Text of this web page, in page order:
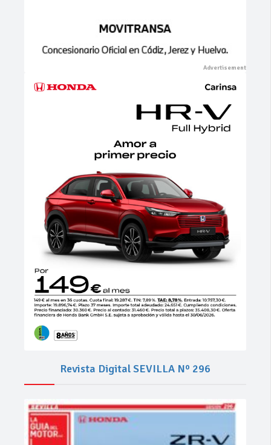
Revista Digital SEVILLA Nº 296